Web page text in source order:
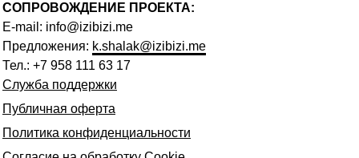
СОПРОВОЖДЕНИЕ ПРОЕКТА:
E-mail: info@izibizi.me
Предложения: k.shalak@izibizi.me
Тел.: +7 958 111 63 17
Служба поддержки
Публичная оферта
Политика конфиденциальности